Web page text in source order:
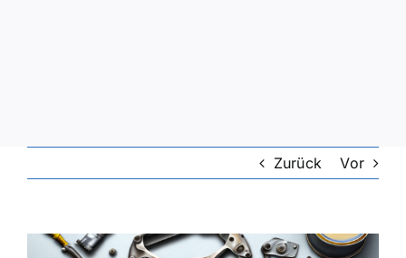
Zurück Vor
Zeige